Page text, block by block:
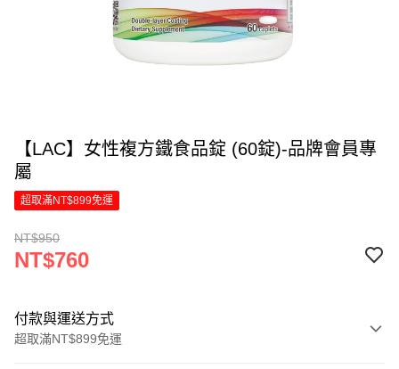
【LAC】女性複方鐵食品錠 (60錠)-品牌會員專
屬
超取滿NT$899免運
NT$950
NT$760
付款與運送方式
超取滿NT$899免運